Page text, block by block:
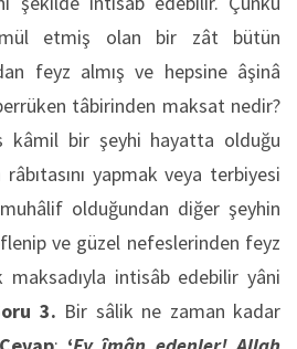
etmiş olan bir zât bütün
feyz almış ve hepsine âşinâ
tâbirinden maksat nedir?
kâmil bir şeyhi hayatta olduğu
yapmak veya terbiyesi
olduğundan diğer şeyhin
ve güzel nefeslerinden feyz
intisâb edebilir yâni
3. Bir sâlik ne zaman kadar